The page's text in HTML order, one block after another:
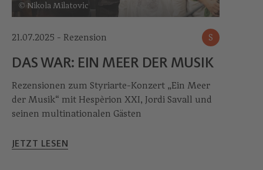
© Nikola Milatovic
21.07.2025 - Rezension S
DAS WAR: EIN MEER DER MUSIK
Rezensionen zum Styriarte-Konzert „Ein Meer
der Musik“ mit Hespèrion XXI, Jordi Savall und
seinen multinationalen Gästen
JETZT LESEN